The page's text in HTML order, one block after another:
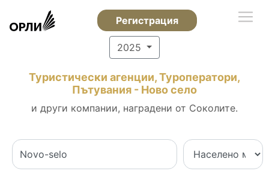
Регистрация
2025
Туристически агенции, Туроператори,
Пътувания - Ново село
и други компании, наградени от Соколите.